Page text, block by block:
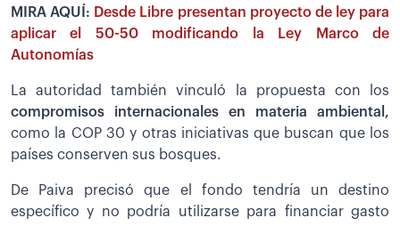
MIRA AQUÍ: Desde Libre presentan proyecto de ley para
aplicar el 50-50 modificando la Ley Marco de
Autonomías
La autoridad también vinculó la propuesta con los
compromisos internacionales en materia ambiental,
como la COP 30 y otras iniciativas que buscan que los
países conserven sus bosques.
De Paiva precisó que el fondo tendría un destino
específico y no podría utilizarse para financiar gasto